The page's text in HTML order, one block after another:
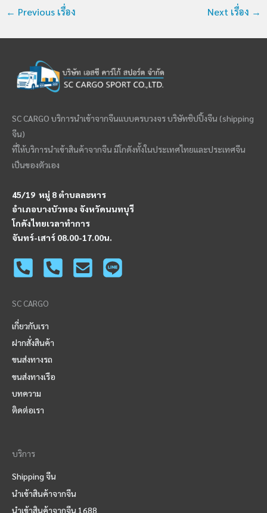
← Previous เรื่อง Next เรื่อง →
SC CARGO บริการนำเข้าจากจีนแบบครบวงจร บริษัทชิปปิ้งจีน (shipping
จีน)
ที่ให้บริการนำเข้าสินค้าจากจีน มีโกดังทั้งในประเทศไทยและประเทศจีน
เป็นของตัวเอง
45/19 หมู่ 8 ตำบลละหาร
อำเภอบางบัวทอง จังหวัดนนทบุรี
โกดังไทยเวลาทำการ
จันทร์-เสาร์ 08.00-17.00น.
SC CARGO
เกี่ยวกับเรา
ฝากสั่งสินค้า
ขนส่งทางรถ
ขนส่งทางเรือ
บทความ
ติดต่อเรา
บริการ
Shipping จีน
นำเข้าสินค้าจากจีน
นําเข้าสินค้าจากจีน 1688